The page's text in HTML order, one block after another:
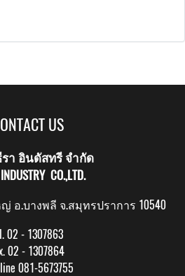
US
า อินดัสทรี จำกัด
CO.,LTD.
อ.บางพลี จ.สมุทรปราการ 10540
02 - 1307863
02 - 1307864
081-5673755